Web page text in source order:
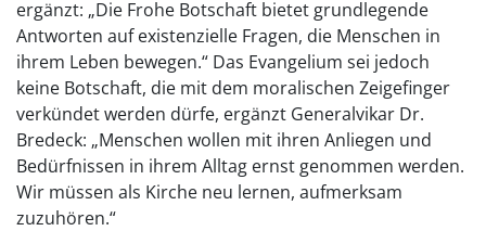
ergänzt: „Die Frohe Botschaft bietet grundlegende
Antworten auf existenzielle Fragen, die Menschen in
ihrem Leben bewegen.“ Das Evangelium sei jedoch
keine Botschaft, die mit dem moralischen Zeigefinger
verkündet werden dürfe, ergänzt Generalvikar Dr.
Bredeck: „Menschen wollen mit ihren Anliegen und
Bedürfnissen in ihrem Alltag ernst genommen werden.
Wir müssen als Kirche neu lernen, aufmerksam
zuzuhören.“